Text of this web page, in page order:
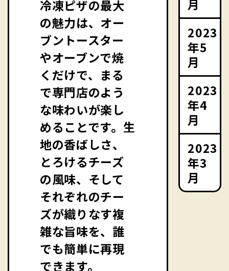
冷凍ピザの最大
の魅力は、オー
ブントースター
やオーブンで焼
くだけで、まる
で専門店のよう
な味わいが楽し
めることです。生
地の香ばしさ、
とろけるチーズ
の風味、そして
それぞれのチー
ズが織りなす複
雑な旨味を、誰
でも簡単に再現
できます。
月
2023
年5
月
2023
年4
月
2023
年3
月